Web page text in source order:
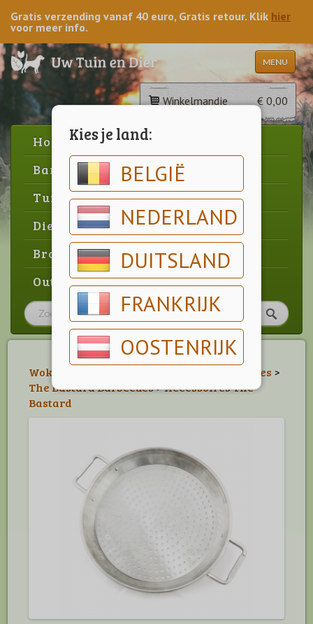
Kies je land:
BELGIË
NEDERLAND
DUITSLAND
FRANKRIJK
OOSTENRIJK
Gratis verzending vanaf 40 euro, Gratis retour. Klik hier
voor meer info.
MENU
Winkelmandje € 0,00
Home
Barbecue
Tuin
Dier
Brood & gebak
Outlet
Wokken & Braden The Bastard Accessoires >
The Bastard Barbecues>Accessoires The
Bastard